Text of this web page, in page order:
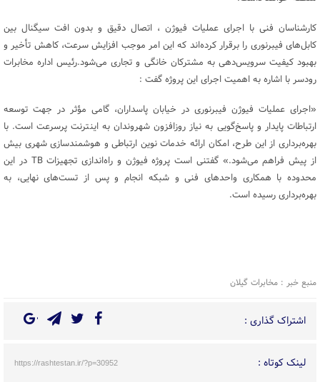
کارشناسان فنی با اجرای عملیات فیوژن ، اتصال دقیق و بدون افت سیگنال بین
کابل‌های فیبرنوری را برقرار کرده‌اند که این امر موجب افزایش سرعت، کاهش تأخیر و
بهبود کیفیت سرویس‌دهی به مشترکان خانگی و تجاری می‌شود.رئیس اداره مخابرات
رودسر با اشاره به اهمیت اجرای این پروژه گفت :
«اجرای عملیات فیوژن فیبرنوری در خیابان پاسداران، گامی مؤثر در جهت توسعه
ارتباطات پایدار و پاسخ‌گویی به نیاز روزافزون شهروندان به اینترنت پرسرعت است. با
بهره‌برداری از این طرح، امکان ارائه خدمات نوین ارتباطی و هوشمندسازی شهری بیش
از پیش فراهم می‌شود.» گفتنی است پروژه فیوژن و راه‌اندازی تجهیزات TB در این
محدوده با همکاری واحدهای فنی و شبکه انجام و پس از تست‌های نهایی، به
بهره‌برداری رسیده است.
منبع خبر : مخابرات گیلان
اشتراک گذاری :
لینک کوتاه : https://rashtestan.ir/?p=30952